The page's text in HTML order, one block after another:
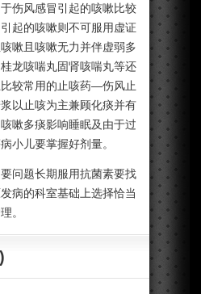
伤风感冒引起的咳嗽比较
起的咳嗽则不可服用虚证
嗽且咳嗽无力并伴虚弱多
龙咳喘丸固肾咳喘丸等还
较常用的止咳药—伤风止
以止咳为主兼顾化痰并有
嗽多痰影响睡眠及由于过
小儿要掌握好剂量。
问题长期服用抗菌素要找
病的科室基础上选择恰当
。